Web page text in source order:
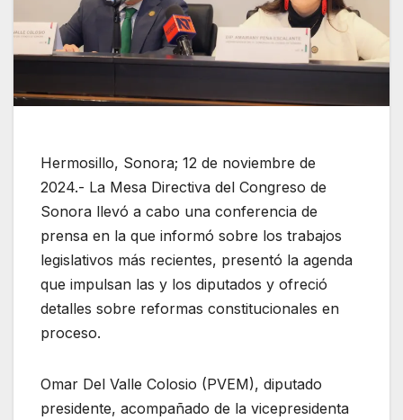
Hermosillo, Sonora; 12 de noviembre de
2024.- La Mesa Directiva del Congreso de
Sonora llevó a cabo una conferencia de
prensa en la que informó sobre los trabajos
legislativos más recientes, presentó la agenda
que impulsan las y los diputados y ofreció
detalles sobre reformas constitucionales en
proceso.
Omar Del Valle Colosio (PVEM), diputado
presidente, acompañado de la vicepresidenta